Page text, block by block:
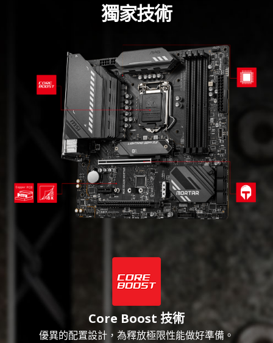
獨家技術
Core Boost 技術
優異的配置設計，為釋放極限性能做好準備。